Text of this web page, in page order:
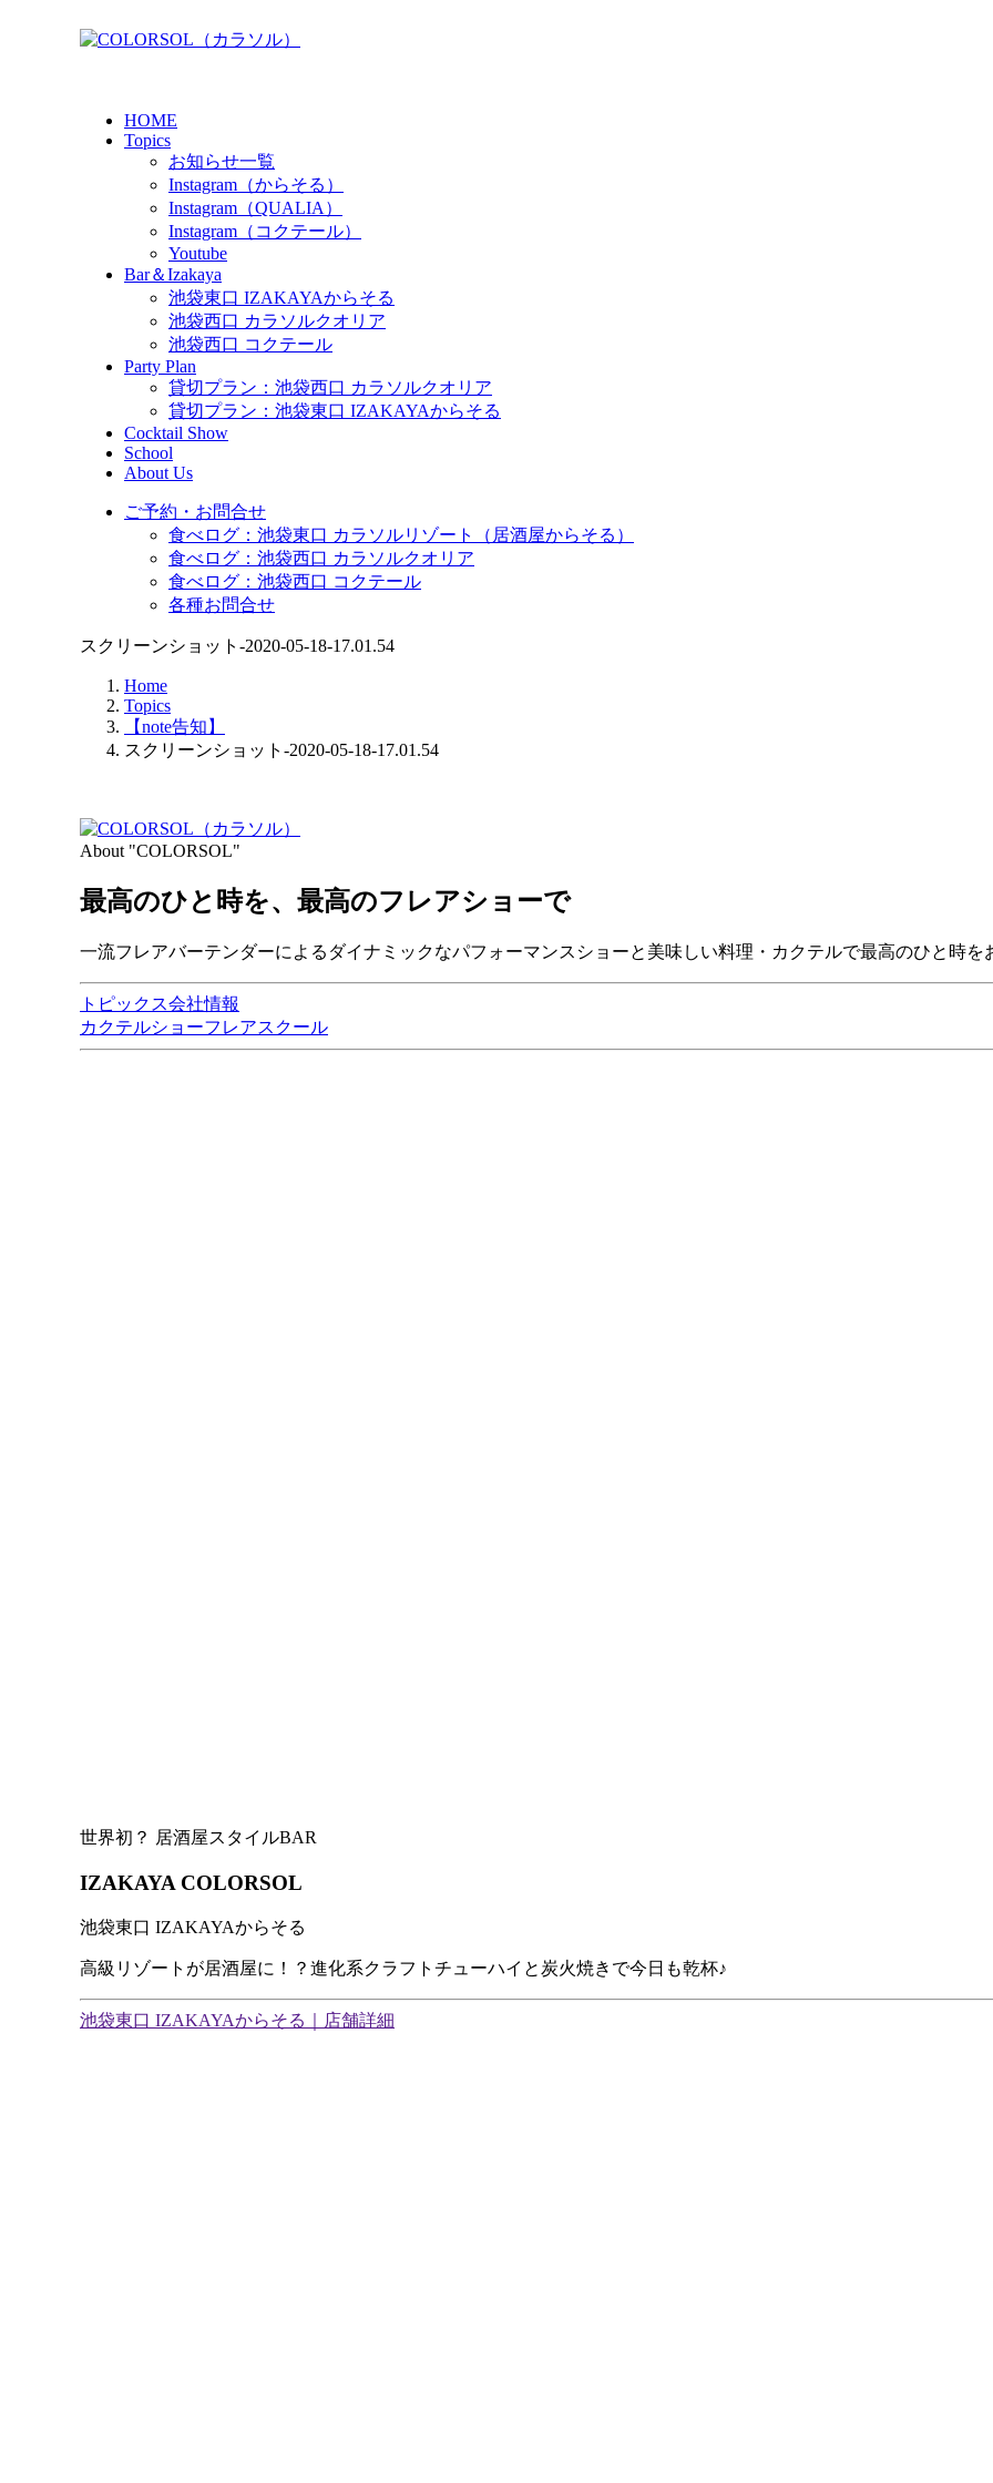
HOME
Topics
お知らせ一覧
Instagram（からそる）
Instagram（QUALIA）
Instagram（コクテール）
Youtube
Bar＆Izakaya
池袋東口 IZAKAYAからそる
池袋西口 カラソルクオリア
池袋西口 コクテール
Party Plan
貸切プラン：池袋西口 カラソルクオリア
貸切プラン：池袋東口 IZAKAYAからそる
Cocktail Show
School
About Us
ご予約・お問合せ
食べログ：池袋東口 カラソルリゾート（居酒屋からそる）
食べログ：池袋西口 カラソルクオリア
食べログ：池袋西口 コクテール
各種お問合せ
スクリーンショット-2020-05-18-17.01.54
Home
Topics
【note告知】
スクリーンショット-2020-05-18-17.01.54
About "COLORSOL"
最高のひと時を、 最高のフレアショーで
一流フレアバーテンダーによるダイナミックなパフォーマンスショーと美味しい料理・カクテルで最高のひと時を
トピックス会社情報
カクテルショーフレアスクール
世界初？ 居酒屋スタイルBAR
IZAKAYA COLORSOL
池袋東口 IZAKAYAからそる
高級リゾートが居酒屋に！？進化系クラフトチューハイと炭火焼きで今日も乾杯♪
池袋東口 IZAKAYAからそる｜店舗詳細